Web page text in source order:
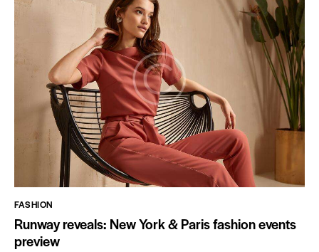
FASHION
Runway reveals: New York & Paris fashion events
preview